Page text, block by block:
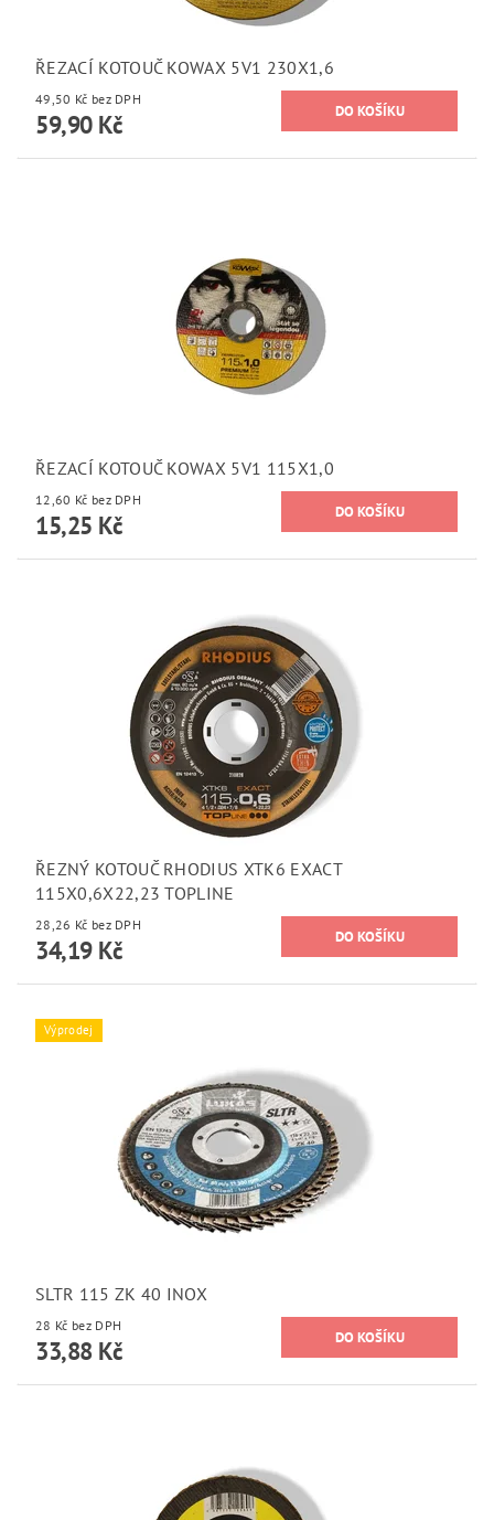
ŘEZACÍ KOTOUČ KOWAX 5V1 230X1,6
49,50 Kč bez DPH
59,90 Kč
ŘEZACÍ KOTOUČ KOWAX 5V1 115X1,0
12,60 Kč bez DPH
15,25 Kč
ŘEZNÝ KOTOUČ RHODIUS XTK6 EXACT
115X0,6X22,23 TOPLINE
28,26 Kč bez DPH
34,19 Kč
Výprodej
SLTR 115 ZK 40 INOX
28 Kč bez DPH
33,88 Kč